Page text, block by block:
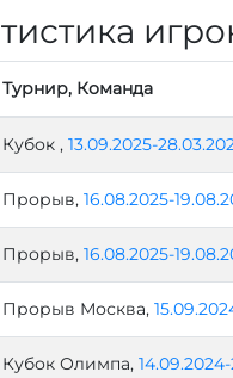
Турнир, Команда
Кубок , 13.09.2025-
Прорыв, 16.08.2025-
Прорыв, 16.08.2025-
Прорыв Москва,
Кубок Олимпа,